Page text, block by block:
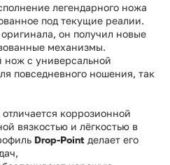
легендарного ножа
под текущие реалии.
он получил новые
механизмы.
с универсальной
повседневного ношения, так
отличается коррозионной
вязкостью и лёгкостью в
Drop-Point делает его